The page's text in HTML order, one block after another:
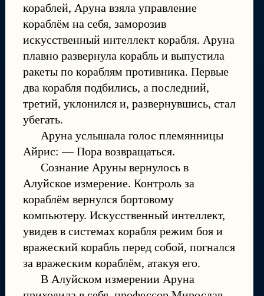
кораблей, Аруна взяла управление
кораблём на себя, заморозив
искусственный интеллект корабля. Аруна
плавно развернула корабль и выпустила
ракеты по кораблям противника. Первые
два корабля подбились, а последний,
третий, уклонился и, развернувшись, стал
убегать.
Аруна услышала голос племянницы
Айрис: — Пора возвращаться.
Сознание Аруны вернулось в
Алуйское измерение. Контроль за
кораблём вернулся бортовому
компьютеру. Искусственный интеллект,
увидев в системах корабля режим боя и
вражеский корабль перед собой, погнался
за вражеским кораблём, атакуя его.
В Алуйском измерении Аруна